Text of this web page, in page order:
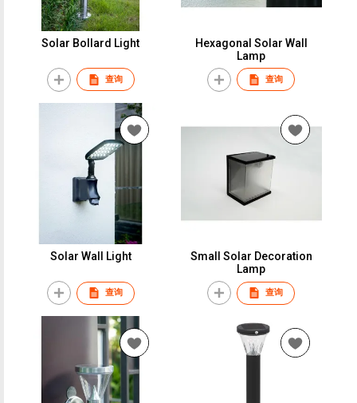
Solar Bollard Light
查询
Hexagonal Solar Wall
Lamp
查询
Solar Wall Light
查询
Small Solar Decoration
Lamp
查询